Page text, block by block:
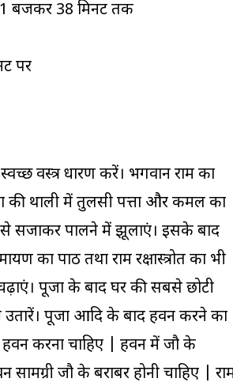
बजकर 38 मिनट तक
पर
वस्त्र धारण करें। भगवान राम का
थाली में तुलसी पत्ता और कमल का
सजाकर पालने में झूलाएं। इसके बाद
का पाठ तथा राम रक्षास्त्रोत का भी
पूजा के बाद घर की सबसे छोटी
पूजा आदि के बाद हवन करने का
करना चाहिए | हवन में जौ के
जौ के बराबर होनी चाहिए |